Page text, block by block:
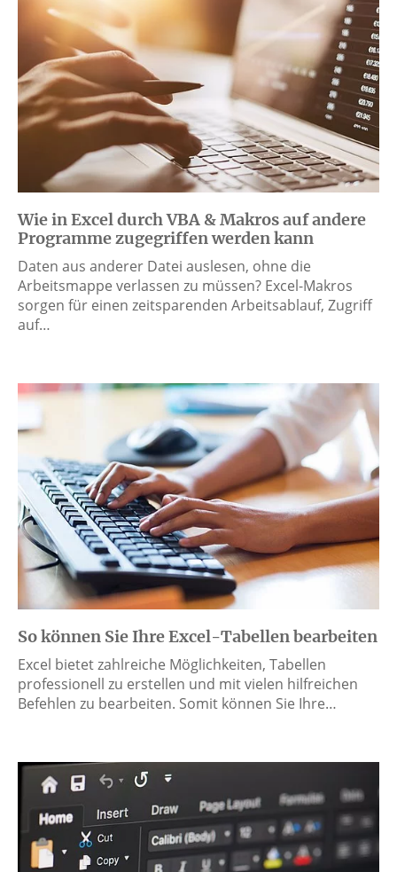
Wie in Excel durch VBA & Makros auf andere
Programme zugegriffen werden kann
Daten aus anderer Datei auslesen, ohne die
Arbeitsmappe verlassen zu müssen? Excel-Makros
sorgen für einen zeitsparenden Arbeitsablauf, Zugriff
auf…
So können Sie Ihre Excel-Tabellen bearbeiten
Excel bietet zahlreiche Möglichkeiten, Tabellen
professionell zu erstellen und mit vielen hilfreichen
Befehlen zu bearbeiten. Somit können Sie Ihre…